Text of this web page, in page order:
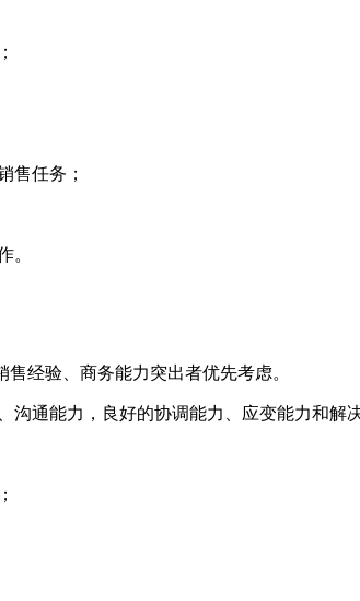
售任务；
。
经验、商务能力突出者优先考虑。
通能力，良好的协调能力、应变能力和解